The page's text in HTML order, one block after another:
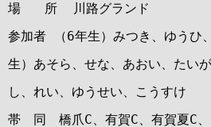
場 所 川路グランド
参加者 （6年生）みつき、ゆうひ
生）あそら、せな、あおい、たい
し、れい、ゆうせい、こうすけ
帯 同 橋爪C、有賀C、有賀夏C、